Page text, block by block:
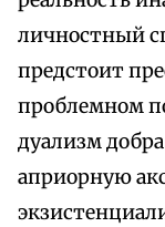
личностный
предстоит
проблемном
дуализм
априорную